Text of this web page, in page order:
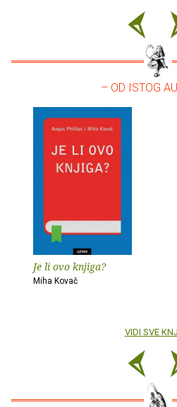
– OD ISTOG
Je li ovo knjiga?
Miha Kovač
VIDI SVE